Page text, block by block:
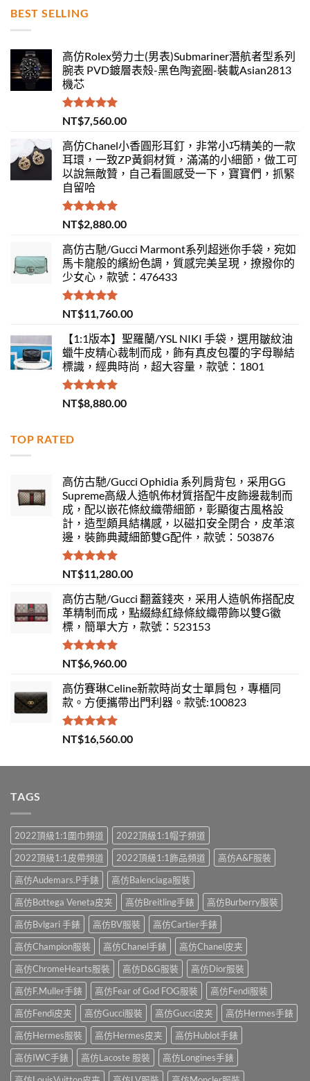
BEST SELLING
高仿Rolex勞力士(男表)Submariner潛航者型系列
腕表 PVD鍍層表殼-黑色陶瓷圈-裝載Asian2813
機芯
評分 5.00
滿分 5
NT$7,560.00
高仿Chanel小香圓形耳釘，非常小巧精美的一款
耳環，一致ZP黃銅材質，滿滿的小細節，做工可
以說無敵贊，自己看圖感受一下，寶寶們，抓緊
自留哈
評分 5.00
滿分 5
NT$2,880.00
高仿古馳/Gucci Marmont系列超迷你手袋，宛如
馬卡龍般的繽紛色調，質感完美呈現，撩撥你的
少女心，款號：476433
評分5.00
滿分 5
NT$11,760.00
【1:1版本】聖羅蘭/YSL NIKI 手袋，選用皺紋油
蠟牛皮精心裁制而成，飾有真皮包覆的字母聯結
標識，經典時尚，超大容量，款號：1801
評分 5.00
滿分 5
NT$8,880.00
TOP RATED
高仿古馳/Gucci Ophidia 系列肩背包，采用GG
Supreme高級人造帆佈材質搭配牛皮飾邊裁制而
成，配以嵌花條紋織帶細節，彰顯復古風格設
計，造型頗具結構感，以磁扣安全閉合，皮革滾
邊，裝飾典藏細節雙G配件，款號：503876
評分5.00
滿分 5
NT$11,280.00
高仿古馳/Gucci 翻蓋錢夾，采用人造帆佈搭配皮
革精制而成，點綴綠紅綠條紋織帶飾以雙G徽
標，簡單大方，款號：523153
評分 5.00
滿分 5
NT$6,960.00
高仿賽琳Celine新款時尚女士單肩包，專櫃同
款。方便攜帶出門利器。款號:100823
評分5.00
滿分 5
NT$16,560.00
TAGS
2022頂級1:1圍巾頻道
2022頂級1:1帽子頻道
2022頂級1:1皮帶頻道
2022頂級1:1飾品頻道
高仿A&F服裝
高仿Audemars.P手錶
高仿Balenciaga服裝
高仿Bottega Veneta皮夹
高仿Breitling手錶
高仿Burberry服裝
高仿Bvlgari 手錶
高仿BV服裝
高仿Cartier手錶
高仿Champion服裝
高仿Chanel手錶
高仿Chanel皮夹
高仿ChromeHearts服裝
高仿D&G服裝
高仿Dior服裝
高仿F.Muller手錶
高仿Fear of God FOG服裝
高仿Fendi服裝
高仿Fendi皮夹
高仿Gucci服裝 高仿Gucci皮夹
高仿Hermes手錶
高仿Hermes服裝
高仿Hermes皮夹
高仿Hublot手錶
高仿IWC手錶
高仿Lacoste 服裝
高仿Longines手錶